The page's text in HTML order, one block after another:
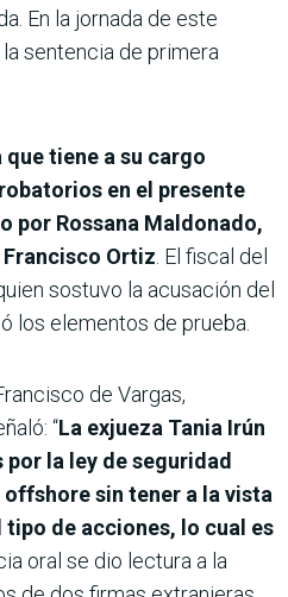
En la jornada de este
sentencia de primera
tiene a su cargo
en el presente
por Rossana Maldonado,
Ortiz. El fiscal del
sostuvo la acusación del
los elementos de prueba.
de Vargas,
“La exjueza Tania Irún
la ley de seguridad
sin tener a la vista
de acciones, lo cual es
oral se dio lectura a la